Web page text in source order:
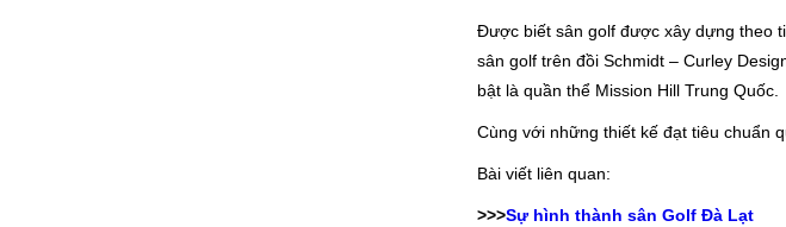
Được biết sân golf được xây dựng theo
sân golf trên đồi Schmidt – Curley
bật là quần thể Mission Hill Trung Quốc.
Cùng với những thiết kế đạt tiêu chuẩn
Bài viết liên quan:
>>>Sự hình thành sân Golf Đà Lạt